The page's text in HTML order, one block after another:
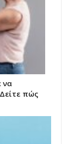
να
πώς